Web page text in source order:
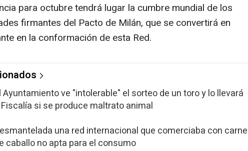
para octubre tendrá lugar la cumbre mundial de los
firmantes del Pacto de Milán, que se convertirá en
en la conformación de esta Red.
Ayuntamiento ve "intolerable" el sorteo de un toro y lo llevará
si se produce maltrato animal
una red internacional que comerciaba con carne
caballo no apta para el consumo